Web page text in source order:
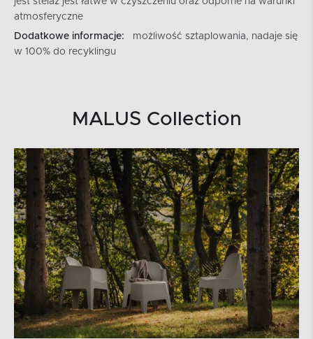
atmosferyczne
Dodatkowe informacje:
możliwość sztaplowania, nadaje się
w 100% do recyklingu
MALUS Collection